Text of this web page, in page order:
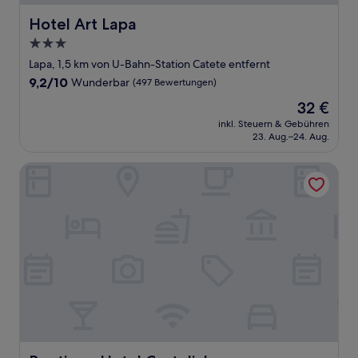
Hotel Art Lapa
Hotel Art Lapa
3.0-
Sterne-
Unterkunft
Lapa, 1,5 km von U-Bahn-Station Catete entfernt
9.2
9,2/10 Wunderbar (497 Bewertungen)
Der
Preis
beträgt
32 €
inkl. Steuern & Gebühren
23. Aug.–24. Aug.